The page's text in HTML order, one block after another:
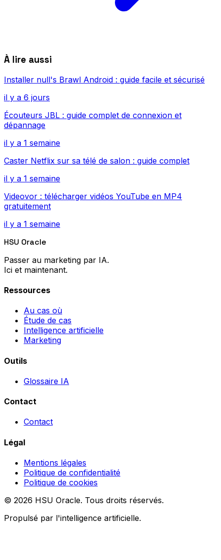
À lire aussi
Installer null's Brawl Android : guide facile et sécurisé
il y a 6 jours
Écouteurs JBL : guide complet de connexion et
dépannage
il y a 1 semaine
Caster Netflix sur sa télé de salon : guide complet
il y a 1 semaine
Videovor : télécharger vidéos YouTube en MP4
gratuitement
il y a 1 semaine
HSU Oracle
Passer au marketing par IA.
Ici et maintenant.
Ressources
Au cas où
Étude de cas
Intelligence artificielle
Marketing
Outils
Glossaire IA
Contact
Contact
Légal
Mentions légales
Politique de confidentialité
Politique de cookies
© 2026 HSU Oracle. Tous droits réservés.
Propulsé par l'intelligence artificielle.